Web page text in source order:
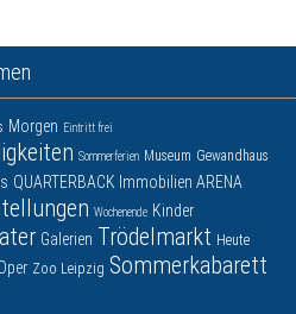
Morgen Eintritt frei
Sommerferien Museum Gewandhaus
QUARTERBACK Immobilien ARENA
Wochenende Kinder
Galerien Trödelmarkt Heute
Zoo Leipzig Sommerkabarett